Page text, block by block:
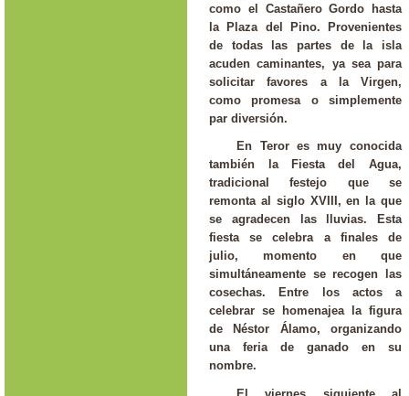
como el Castañero Gordo hasta
la Plaza del Pino. Provenientes
de todas las partes de la isla
acuden caminantes, ya sea para
solicitar favores a la Virgen,
como promesa o simplemente
par diversión.
En Teror es muy conocida
también la Fiesta del Agua,
tradicional festejo que se
remonta al siglo XVIII, en la que
se agradecen las lluvias. Esta
fiesta se celebra a finales de
julio, momento en que
simultáneamente se recogen las
cosechas. Entre los actos a
celebrar se homenajea la figura
de Néstor Álamo, organizando
una feria de ganado en su
nombre.